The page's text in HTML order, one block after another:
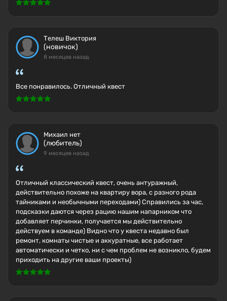
Телеш Виктория
(новичок)
8 месяцев назад
Все понравилось. Отличный квест
Михаил нет
(любитель)
9 месяцев назад
Отличный классический квест, очень антуражный,
действительно похоже на квартиру вора, с разного рода
тайниками и необычными переходами) Справились за час,
подсказки даются через рацию нашим напарником что
добавляет перчинки, получается мы действительно
действуем в команде) Видно что у квеста недавно был
ремонт, комнаты чистые и аккуратные, все работает
автоматически и четко, ни с чем проблем не возникло, будем
приходить на другие ваши проекты)